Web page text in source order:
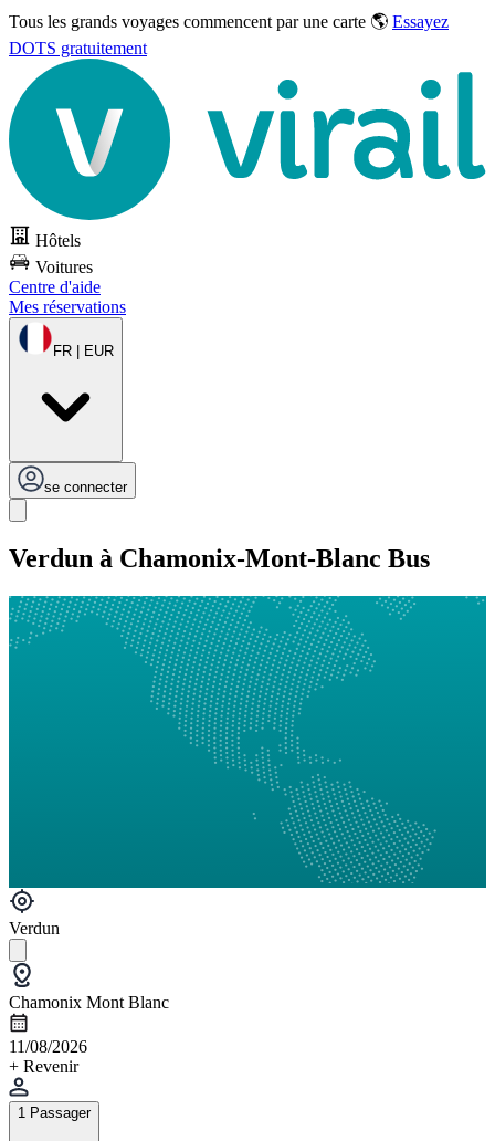
Tous les grands voyages commencent par une carte 🌎 Essayez
DOTS gratuitement
Hôtels
Voitures
Centre d'aide
Mes réservations
FR | EUR
se connecter
Verdun à Chamonix-Mont-Blanc Bus
Verdun
Chamonix Mont Blanc
11/08/2026
+ Revenir
1 Passager